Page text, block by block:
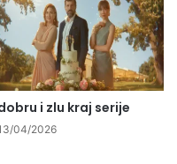
i zlu kraj serije
04/2026